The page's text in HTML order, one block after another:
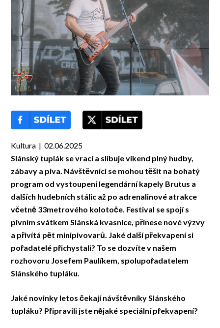
Kultura | 02.06.2025
Slánský tuplák se vrací a slibuje víkend plný hudby,
zábavy a piva. Návštěvníci se mohou těšit na bohatý
program od vystoupení legendární kapely Brutus a
dalších hudebních stálic až po adrenalinové atrakce
včetně 33metrového kolotoče. Festival se spojí s
pivním svátkem Slánská kvasnice, přinese nové výzvy
a přivítá pět minipivovarů. Jaké další překvapení si
pořadatelé přichystali? To se dozvíte v našem
rozhovoru Josefem Paulíkem, spolupořadatelem
Slánského tupláku.
Jaké novinky letos čekají návštěvníky Slánského
tupláku? Připravili jste nějaké speciální překvapení?